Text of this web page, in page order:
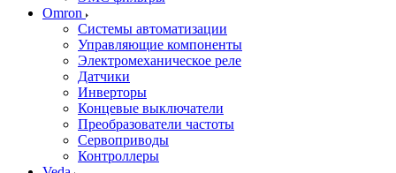
Omron
Системы автоматизации
Управляющие компоненты
Электромеханическое реле
Датчики
Инверторы
Концевые выключатели
Преобразователи частоты
Сервоприводы
Контроллеры